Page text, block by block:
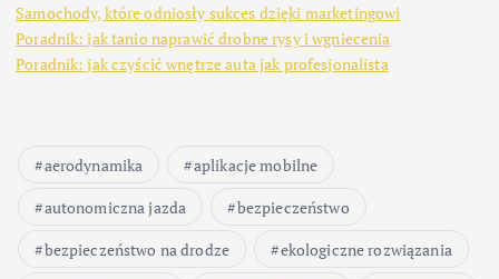
Samochody, które odniosły sukces dzięki marketingowi
Poradnik: jak tanio naprawić drobne rysy i wgniecenia
Poradnik: jak czyścić wnętrze auta jak profesjonalista
aerodynamika
aplikacje mobilne
autonomiczna jazda
bezpieczeństwo
bezpieczeństwo na drodze
ekologiczne rozwiązania